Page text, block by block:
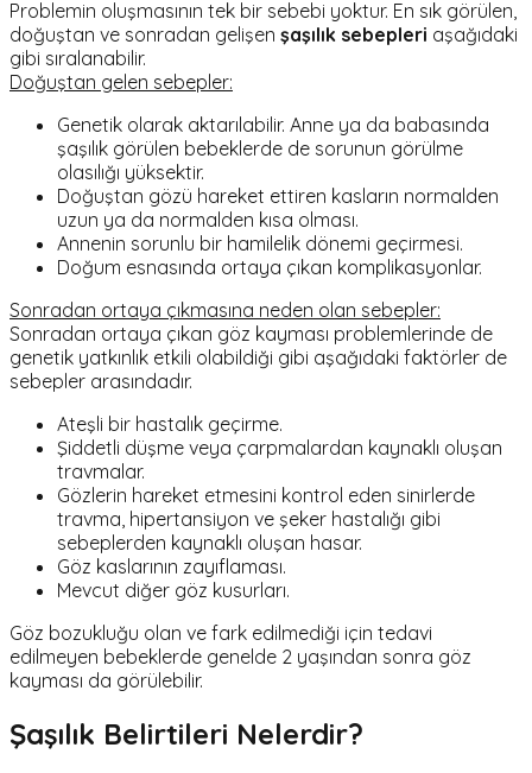
Problemin oluşmasının tek bir sebebi yoktur. En sık görülen,
doğuştan ve sonradan gelişen şaşılık sebepleri aşağıdaki
gibi sıralanabilir.
Doğuştan gelen sebepler:
Genetik olarak aktarılabilir. Anne ya da babasında
şaşılık görülen bebeklerde de sorunun görülme
olasılığı yüksektir.
Doğuştan gözü hareket ettiren kasların normalden
uzun ya da normalden kısa olması.
Annenin sorunlu bir hamilelik dönemi geçirmesi.
Doğum esnasında ortaya çıkan komplikasyonlar.
Sonradan ortaya çıkmasına neden olan sebepler:
Sonradan ortaya çıkan göz kayması problemlerinde de
genetik yatkınlık etkili olabildiği gibi aşağıdaki faktörler de
sebepler arasındadır.
Ateşli bir hastalık geçirme.
Şiddetli düşme veya çarpmalardan kaynaklı oluşan
travmalar.
Gözlerin hareket etmesini kontrol eden sinirlerde
travma, hipertansiyon ve şeker hastalığı gibi
sebeplerden kaynaklı oluşan hasar.
Göz kaslarının zayıflaması.
Mevcut diğer göz kusurları.
Göz bozukluğu olan ve fark edilmediği için tedavi
edilmeyen bebeklerde genelde 2 yaşından sonra göz
kayması da görülebilir.
Şaşılık Belirtileri Nelerdir?